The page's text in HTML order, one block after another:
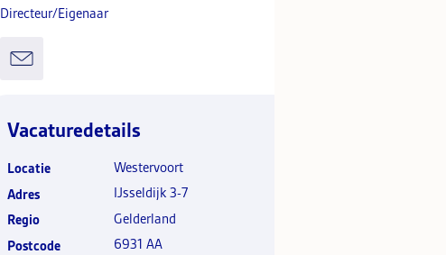
Directeur/Eigenaar
Vacaturedetails
Locatie
Westervoort
Adres
IJsseldijk 3-7
Regio
Gelderland
Postcode
6931 AA